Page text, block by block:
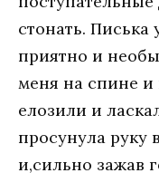
стонать. Писька
приятно и
меня на спине и
елозили и
просунула руку
и,сильно зажав